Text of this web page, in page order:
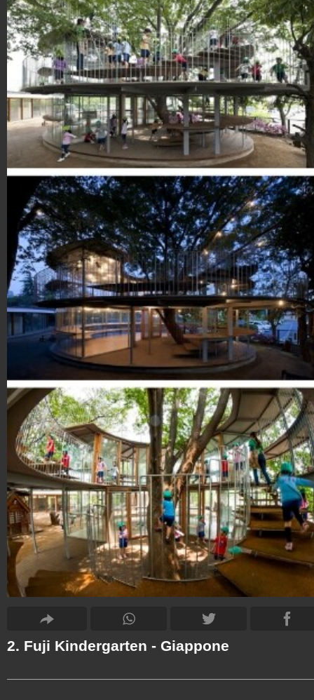
2. Fuji Kindergarten - Giappone